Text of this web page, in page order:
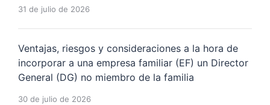
31 de julio de 2026
Ventajas, riesgos y consideraciones a la hora de
incorporar a una empresa familiar (EF) un Director
General (DG) no miembro de la familia
30 de julio de 2026